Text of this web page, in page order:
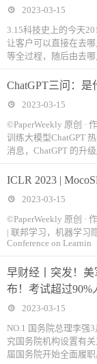
2023-03-15
3.15科技史上的今天
让客户可以直接在去
等全过程，随后由去
ChatGPT三问：是
2023-03-15
©PaperWeekly 原创 ·
训练大模型ChatGPT
消息，ChatGPT 的升级
ICLR 2023 |
2023-03-15
©PaperWeekly 原创 ·
| 联邦学习，机器学习
Conference on Learnin
早财经丨突发！
布！考试超过
2023-03-15
NO.1 国务院总理李强
究国务院机构设置有
届国务院开始全面履